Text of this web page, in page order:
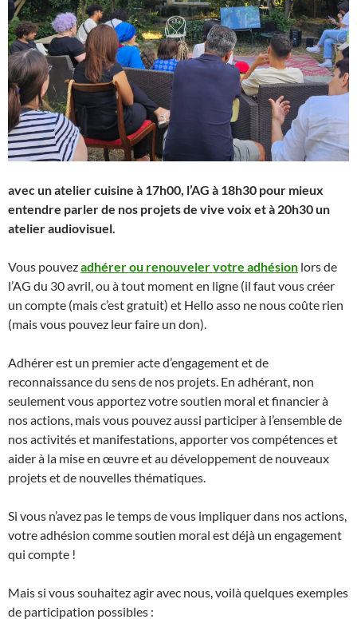
avec un atelier cuisine à 17h00, l’AG à 18h30 pour mieux
entendre parler de nos projets de vive voix et à 20h30 un
atelier audiovisuel.
Vous pouvezadhérer ou renouveler votre adhésion lors de
l’AG du 30 avril, ou à tout moment en ligne (il faut vous créer
un compte (mais c’est gratuit) et Hello asso ne nous coûte rien
(mais vous pouvez leur faire un don).
Adhérer est un premier acte d’engagement et de
reconnaissance du sens de nos projets. En adhérant, non
seulement vous apportez votre soutien moral et financier à
nos actions, mais vous pouvez aussi participer à l’ensemble de
nos activités et manifestations, apporter vos compétences et
aider à la mise en œuvre et au développement de nouveaux
projets et de nouvelles thématiques.
Si vous n’avez pas le temps de vous impliquer dans nos actions,
votre adhésion comme soutien moral est déjà un engagement
qui compte !
Mais si vous souhaitez agir avec nous, voilà quelques exemples
de participation possibles :